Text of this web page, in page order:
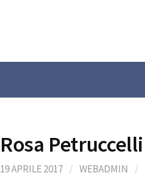
Rosa Petruccelli
19 APRILE 2017 / WEBADMIN /